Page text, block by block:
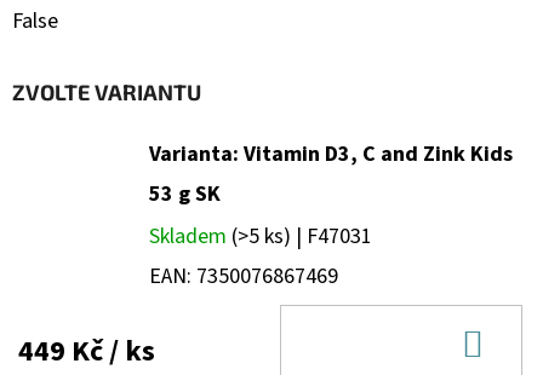
False
ZVOLTE VARIANTU
Varianta: Vitamin D3, C and Zink Kids
53 g SK
Skladem (>5 ks) | F47031
EAN: 7350076867469
449 Kč/ ks